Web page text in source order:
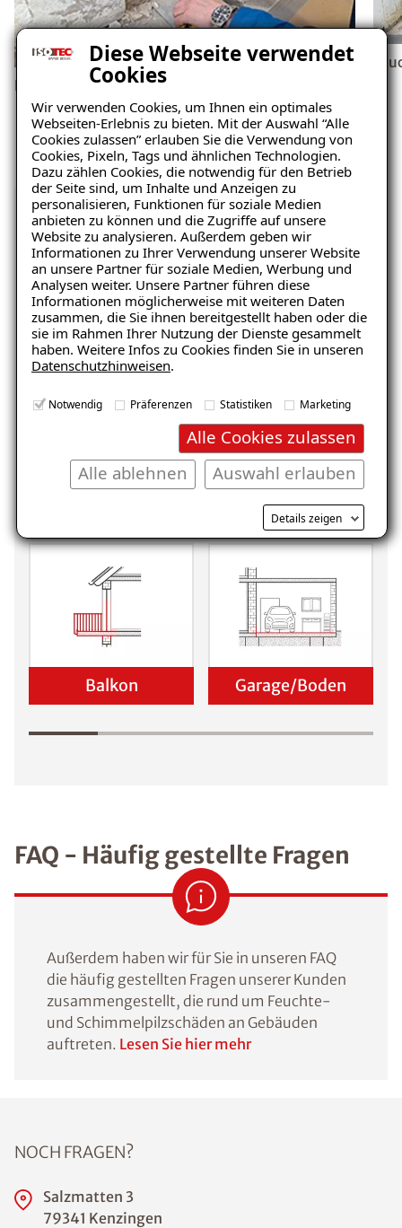
Diese Webseite verwendet
Cookies
Wir verwenden Cookies, um Ihnen ein optimales
Webseiten-Erlebnis zu bieten. Mit der Auswahl “Alle
Cookies zulassen” erlauben Sie die Verwendung von
Cookies, Pixeln, Tags und ähnlichen Technologien.
Dazu zählen Cookies, die notwendig für den Betrieb
der Seite sind, um Inhalte und Anzeigen zu
personalisieren, Funktionen für soziale Medien
anbieten zu können und die Zugriffe auf unsere
Website zu analysieren. Außerdem geben wir
Informationen zu Ihrer Verwendung unserer Website
an unsere Partner für soziale Medien, Werbung und
Analysen weiter. Unsere Partner führen diese
Informationen möglicherweise mit weiteren Daten
zusammen, die Sie ihnen bereitgestellt haben oder die
sie im Rahmen Ihrer Nutzung der Dienste gesammelt
haben. Weitere Infos zu Cookies finden Sie in unseren
Datenschutzhinweisen.
Notwendig Präferenzen Statistiken Marketing
Alle Cookies zulassen
Auswahl erlauben
Alle ablehnen
Details zeigen
Feuchtigkeit
Unverbindliche
Schadensanalyse erhalten
Wo befindet sich der Schaden?
Wohnraum
Balkon Garage/Boden
FAQ - Häufig gestellte Fragen
Außerdem haben wir für Sie in unseren FAQ
die häufig gestellten Fragen unserer Kunden
zusammengestellt, die rund um Feuchte-
und Schimmelpilzschäden an Gebäuden
auftreten. Lesen Sie hier mehr
NOCH FRAGEN?
Salzmatten 3
79341 Kenzingen